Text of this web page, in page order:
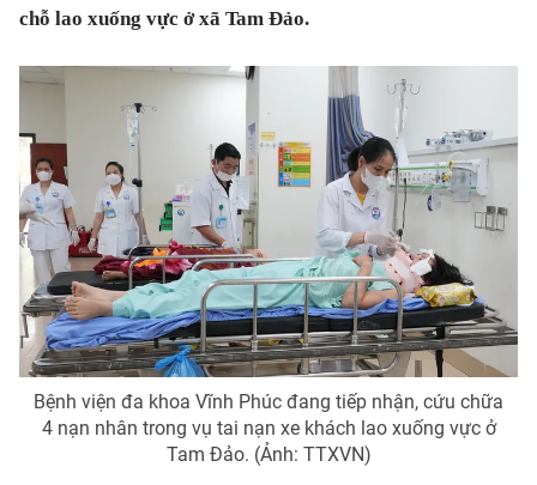
Thế giới đó đây
Câu chuyện quốc tế
Tài chính
Thị trường
Góc doanh nghiệp
Dữ liệu và đời sống
Truyền hình
Phim VTV
Hậu trường
Nhân vật
Khán giả
Giải trí
Điện ảnh
Âm nhạc
Đời sống
Du lịch
chỗ lao xuống vực ở xã Tam Đảo.
Bệnh viện đa khoa Vĩnh Phúc đang tiếp nhận, cứu chữa
4 nạn nhân trong vụ tai nạn xe khách lao xuống vực ở
Tam Đảo. (Ảnh: TTXVN)